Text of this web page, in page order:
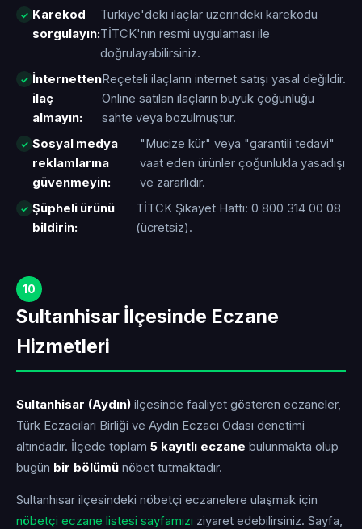
Karekod
sorgulayın:
Türkiye'deki ilaçlar üzerindeki karekodu
TİTCK'nın resmi uygulaması ile
doğrulayabilirsiniz.
İnternetten
ilaç
almayın:
Reçeteli ilaçların internet satışı yasal değildir.
Online satılan ilaçların büyük çoğunluğu
sahte veya bozulmuştur.
Sosyal medya
reklamlarına
güvenmeyin:
"Mucize kür" veya "garantili tedavi"
vaat eden ürünler çoğunlukla yasadışı
ve zararlıdır.
Şüpheli ürünü
bildirin:
TİTCK Şikayet Hattı: 0 800 314 00 08
(ücretsiz).
10
Sultanhisar İlçesinde Eczane
Hizmetleri
Sultanhisar (Aydın) ilçesinde faaliyet gösteren eczaneler,
Türk Eczacıları Birliği ve Aydın Eczacı Odası denetimi
altındadır. İlçede toplam 5 kayıtlı eczane bulunmakta olup
bugün bir bölümü nöbet tutmaktadır.
Sultanhisar ilçesindeki nöbetçi eczanelere ulaşmak için
nöbetçi eczane listesi sayfamızı ziyaret edebilirsiniz. Sayfa,